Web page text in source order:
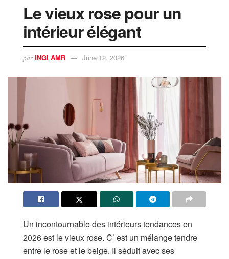
Le vieux rose pour un
intérieur élégant
par INGI AMR June 12, 2026
Un incontournable des intérieurs tendances en
2026 est le vieux rose. C’ est un mélange tendre
entre le rose et le beige. Il séduit avec ses